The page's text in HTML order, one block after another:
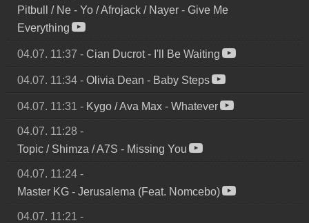
Pitbull / Ne - Yo / Afrojack / Nayer - Give Me
Everything
04.07. 11:37 - Cian Ducrot- I'll Be Waiting
04.07. 11:34 - Olivia Dean - Baby Steps
04.07. 11:31 - Kygo / Ava Max - Whatever
04.07. 11:28 -
Topic / Shimza / A7S - Missing You
04.07. 11:24 -
Master KG - Jerusalema (Feat. Nomcebo)
04.07. 11:21 -